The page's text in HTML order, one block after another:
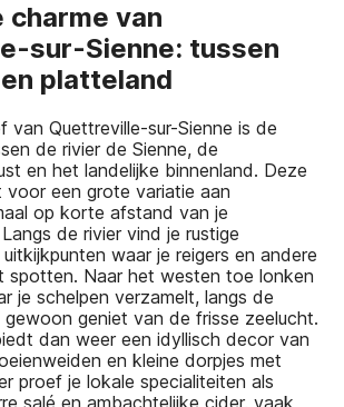
charme van
sur-Sienne: tussen
platteland
van Quettreville-sur-Sienne is de
de rivier de Sienne, de
en het landelijke binnenland. Deze
een grote variatie aan
op korte afstand van je
de rivier vind je rustige
waar je reigers en andere
spotten. Naar het westen toe lonken
je schelpen verzamelt, langs de
geniet van de frisse zeelucht.
dan weer een idyllisch decor van
en kleine dorpjes met
proef je lokale specialiteiten als